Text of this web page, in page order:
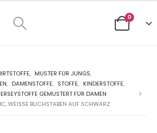
0
, MUSTER FÜR JUNGS,
, DAMENSTOFFE, STOFFE, KINDERSTOFFE,
GEMUSTERT FÜR DAMEN
WEISSE BUCHSTABEN AUF SCHWARZ